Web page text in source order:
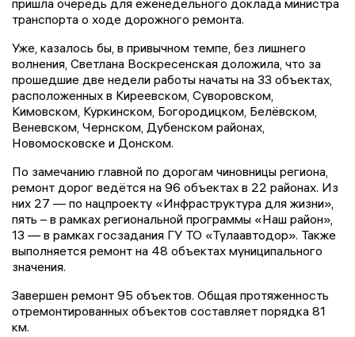
транспорта о ходе дорожного ремонта.
Уже, казалось бы, в привычном темпе, без лишнего
волнения, Светлана Воскресенская доложила, что за
прошедшие две недели работы начаты на 33 объектах,
расположенных в Киреевском, Суворовском,
Кимовском, Куркинском, Богородицком, Белёвском,
Веневском, Чернском, Дубенском районах,
Новомосковске и Донском.
По замечанию главной по дорогам чиновницы региона,
ремонт дорог ведётся на 96 объектах в 22 районах. Из
них 27 — по нацпроекту «Инфраструктура для жизни»,
пять – в рамках региональной программы «Наш район»,
13 — в рамках госзадания ГУ ТО «Тулаавтодор». Также
выполняется ремонт на 48 объектах муниципального
значения.
Завершен ремонт 95 объектов. Общая протяженность
отремонтированных объектов составляет порядка 81
км.